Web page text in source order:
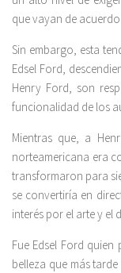
que vayan de
Sin embargo, esta
Edsel Ford,
Henry Ford, son
funcionalidad de los
Mientras que, a
norteamericana era
transformaron para
se convertiría en
interés por el arte y el
Fue Edsel Ford
belleza que más